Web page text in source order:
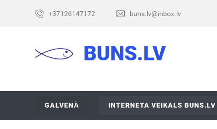
+37126147172 buns.lv@inbox.lv
BUNS.LV
GALVENĀ INTERNETA VEIKALS BUNS.LV